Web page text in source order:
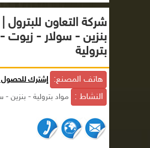
شركة التعاون للبترول
بنزين - سولار - زيوت
بترولية
هاتف المصنع: إشترك للحصول
النشاط : مواد بترولية - بنزين